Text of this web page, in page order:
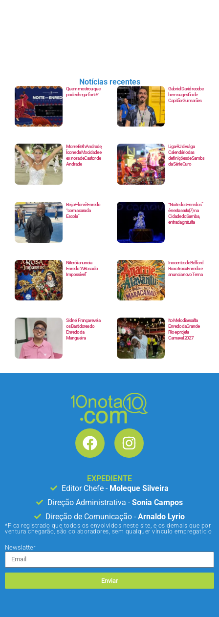
Notícias recentes
Quem mostrou que
pode chegar forte?
Gabriel David recebe
bem sugestão de
Capitão Guimarães
Morre Beth Andrade,
Ícone da Mocidade e
ex-nora de Castor de
Andrade
Liga-RJ divulga
Calendário das
definições de Samba
da Série Ouro
Beija-Flor vê Enredo
“com a cara da
Escola”
“Noite dos Enredos”
é nesta sexta(7) na
Cidade do Samba,
entrada gratuita
Niterói anuncia
Enredo “A Rosa do
Impossível”
Inocentes de Belford
Roxo troca Enredo e
anuncia novo Tema
Sidnei França revela
os Bastidores do
Enredo da
Mangueira
Ito Melodia exalta
Enredo da Grande
Rio e projeta
Carnaval 2027
EXPEDIENTE
Editor Chefe - Moleque Silveira
Direção Administrativa -Sonia Campos
Direção de Comunicação -Arnaldo Lyrio
*Fica registrado que todos os envolvidos neste site, e os demais que por
ventura chegarão, são colaboradores, sem qualquer vínculo empregatício
Newslatter
Enviar